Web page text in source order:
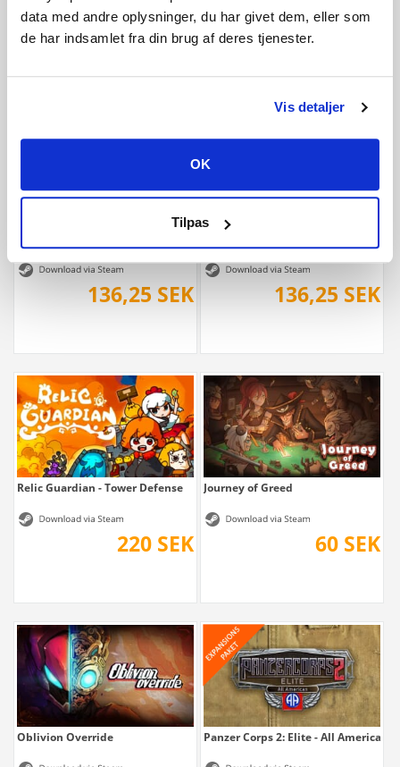
data med andre oplysninger, du har givet dem, eller som
de har indsamlet fra din brug af deres tjenester.
Vis detaljer
OK
Tilpas
105 SEK 407,50 SEK
136,25 SEK 136,25 SEK
Relic Guardian - Tower Defense
220 SEK
Journey of Greed
60 SEK
Oblivion Override Panzer Corps 2: Elite - All American